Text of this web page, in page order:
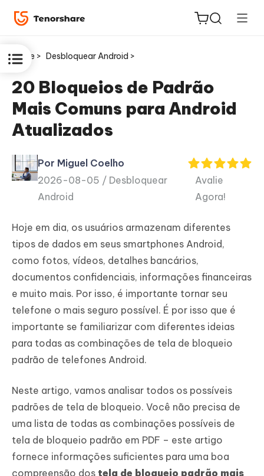
ReiBoot
for iOS
PDNob
PDF
Editor
Novo
iAnyGo
Home > Desbloquear Android >
20 Bloqueios de Padrão
Mais Comuns para Android
Atualizados
Por Miguel Coelho
2026-08-05 / Desbloquear
Android
Avalie
Agora!
Hoje em dia, os usuários armazenam diferentes
tipos de dados em seus smartphones Android,
como fotos, vídeos, detalhes bancários,
documentos confidenciais, informações financeiras
e muito mais. Por isso, é importante tornar seu
telefone o mais seguro possível. É por isso que é
importante se familiarizar com diferentes ideias
para todas as combinações de tela de bloqueio
padrão de telefones Android.
Neste artigo, vamos analisar todos os possíveis
padrões de tela de bloqueio. Você não precisa de
uma lista de todas as combinações possíveis de
tela de bloqueio padrão em PDF – este artigo
fornece informações suficientes para uma boa
compreensão dos tela de bloqueio padrão mais